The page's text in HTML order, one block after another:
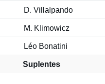
D. Villalpando
M. Klimowicz
Léo Bonatini
Suplentes